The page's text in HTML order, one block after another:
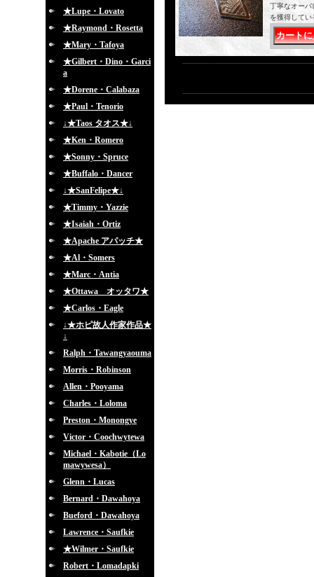
★Lupe・Lovato
★Raymond・Rosetta
★Mary・Tafoya
★Gilbert・Dino・Garci
a
★Dorene・Calabaza
★Paul・Tenorio
↓★Taos タオス★↓
★Ken・Romero
★Sonny・Spruce
★Buffalo・Dancer
↓★SanFelipe★↓
★Timmy・Yazzie
★Isaiah・Ortiz
★Apache アパッチ★
★Al・Somers
★Marc・Antia
★Ottawa オッタワ★
★Carlos・Eagle
↓★ホピ故人作家作品★
↓
Ralph・Tawangyaouma
Morris・Robinson
Allen・Pooyama
Charles・Loloma
Preston・Monongye
Victor・Coochwytewa
Michael・Kabotie（Lo
mawywesa）
Glenn・Lucas
Bernard・Dawahoya
Bueford・Dawahoya
Lawrence・Saufkie
★Wilmer・Saufkie
Robert・Lomadapki
丁寧なオーバ
を獲得して